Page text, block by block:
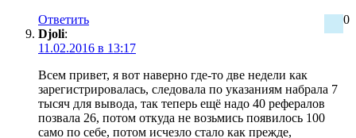
0
Ответить
Djoli:
11.02.2016 в 13:17
Всем привет, я вот наверно где-то две недели как
зарегистрировалась, следовала по указаниям набрала 7
тысяч для вывода, так теперь ещё надо 40 рефералов
позвала 26, потом откуда не возьмись появилось 100
само по себе, потом исчезло стало как прежде,